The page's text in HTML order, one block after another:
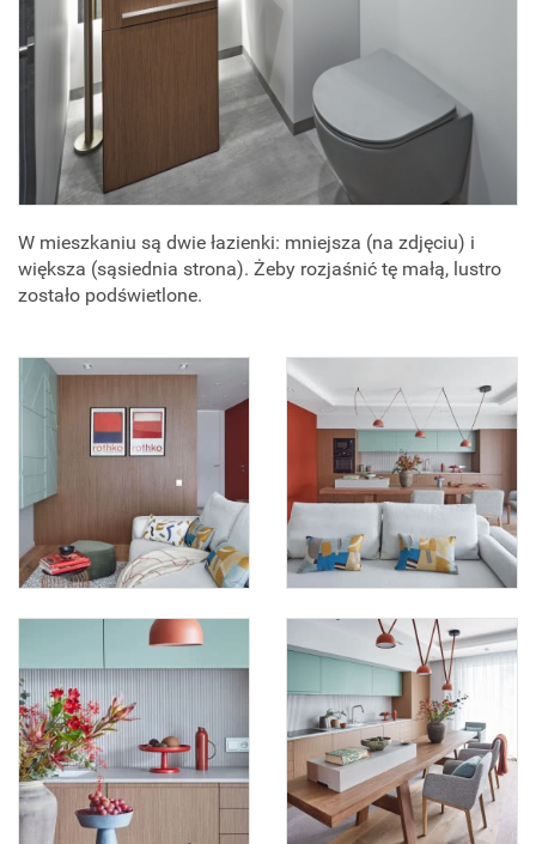
W mieszkaniu są dwie łazienki: mniejsza (na zdjęciu) i
większa (sąsiednia strona). Żeby rozjaśnić tę małą, lustro
zostało podświetlone.